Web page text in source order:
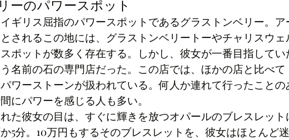
ーのパワースポット
ギリス屈指のパワースポットであるグラストンベリー。
されるこの地には、グラストンベリートーやチャリスウ
ポットが数多く存在する。しかし、彼女が一番目指してい
名前の石の専門店だった。この店では、ほかの店と比べ
ワーストーンが扱われている。何人か連れて行ったことの
にパワーを感じる人も多い。
た彼女の目は、すぐに輝きを放つオパールのブレスレッ
5分。10万円もするそのブレスレットを、彼女はほとんど